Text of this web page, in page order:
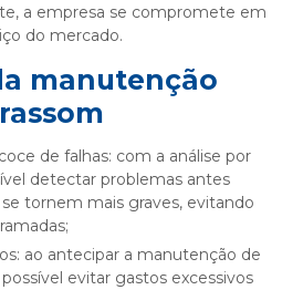
a empresa se compromete em
do mercado.
manutenção
detectar problemas antes
tornem mais graves, evitando
evitar gastos excessivos